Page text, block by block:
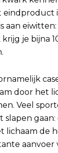
eindproduct
aan
je bijna
door het
Veel
slapen gaan:
lichaam de
aanvoer